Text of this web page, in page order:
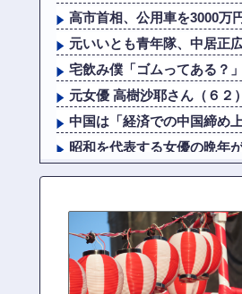
高市首相、公用車を3000万
元いいとも青年隊、中居正
宅飲み僕「ゴムってある？
元女優 高樹沙耶さん（６２
中国は「経済での中国締め
昭和を代表する女優の晩年
【夏の悲劇】父親、溺れた
中国、三峡ダムが全開放流
【ヤバすぎ】熊本の山道で
中国の海水浴場の映像があ